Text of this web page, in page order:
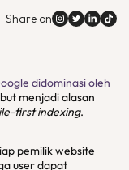
Share on
didominasi oleh
menjadi alasan
first indexing.
pemilik website
user dapat